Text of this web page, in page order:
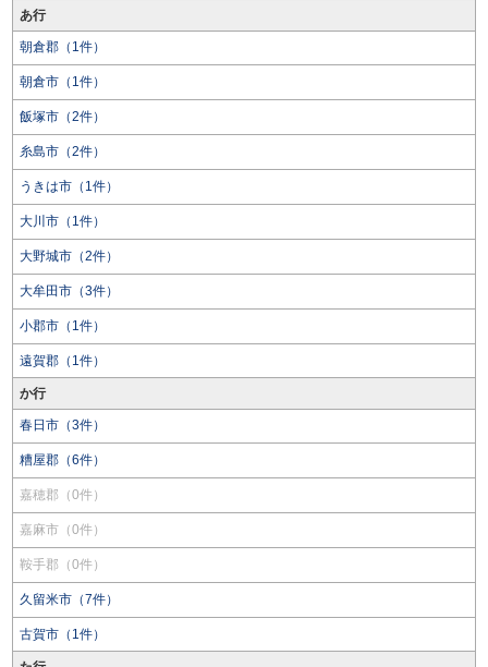
あ行
朝倉郡（1件）
朝倉市（1件）
飯塚市（2件）
糸島市（2件）
うきは市（1件）
大川市（1件）
大野城市（2件）
大牟田市（3件）
小郡市（1件）
遠賀郡（1件）
か行
春日市（3件）
糟屋郡（6件）
嘉穂郡（0件）
嘉麻市（0件）
鞍手郡（0件）
久留米市（7件）
古賀市（1件）